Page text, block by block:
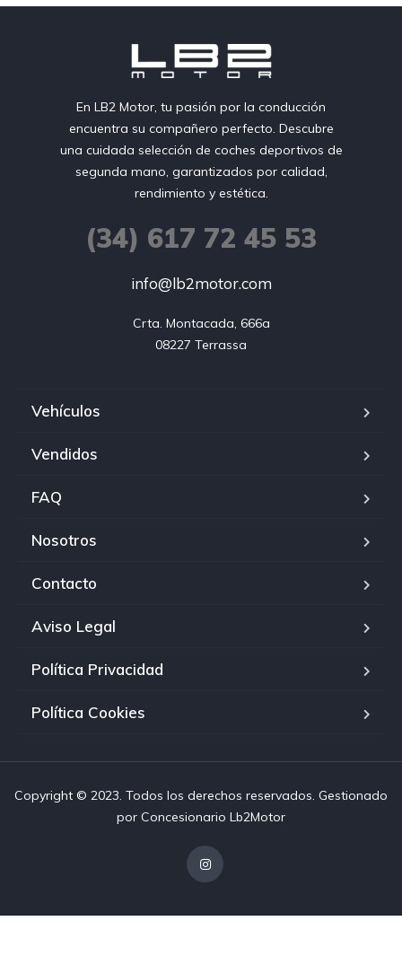
En LB2 Motor, tu pasión por la conducción
encuentra su compañero perfecto. Descubre
una cuidada selección de coches deportivos de
segunda mano, garantizados por calidad,
rendimiento y estética.
(34) 617 72 45 53
info@lb2motor.com
Crta. Montacada, 666a
08227 Terrassa
Vehículos
Vendidos
FAQ
Nosotros
Contacto
Aviso Legal
Política Privacidad
Política Cookies
Copyright © 2023. Todos los derechos reservados. Gestionado
por Concesionario Lb2Motor